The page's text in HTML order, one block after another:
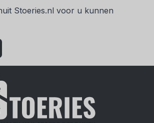
Stoeries.nl voor u kunnen